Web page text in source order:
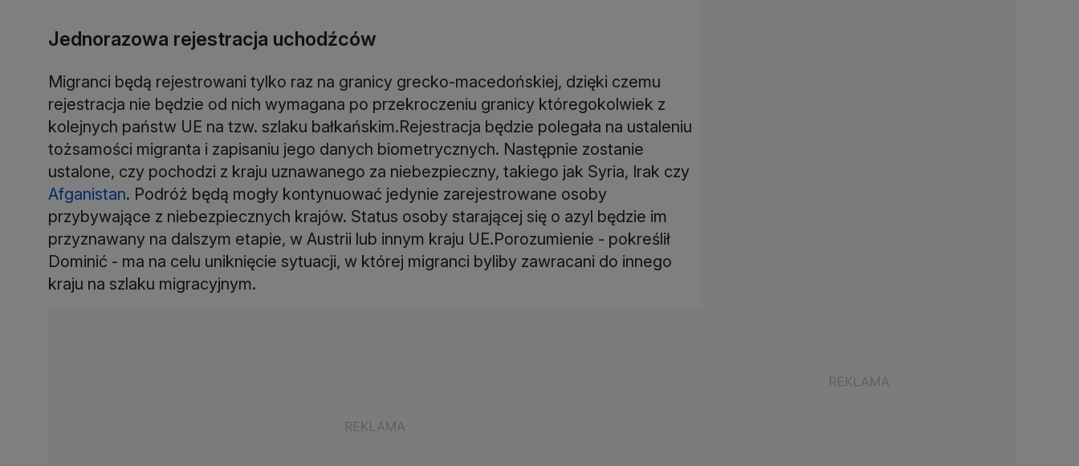
Jednorazowa rejestracja uchodźców
Migranci będą rejestrowani tylko raz na granicy grecko-macedońskiej, dzięki czemu
rejestracja nie będzie od nich wymagana po przekroczeniu granicy któregokolwiek z
kolejnych państw UE na tzw. szlaku bałkańskim.Rejestracja będzie polegała na ustaleniu
tożsamości migranta i zapisaniu jego danych biometrycznych. Następnie zostanie
ustalone, czy pochodzi z kraju uznawanego za niebezpieczny, takiego jak Syria, Irak czy
Afganistan. Podróż będą mogły kontynuować jedynie zarejestrowane osoby
przybywające z niebezpiecznych krajów. Status osoby starającej się o azyl będzie im
przyznawany na dalszym etapie, w Austrii lub innym kraju UE.Porozumienie - pokreślił
Dominić - ma na celu uniknięcie sytuacji, w której migranci byliby zawracani do innego
kraju na szlaku migracyjnym.